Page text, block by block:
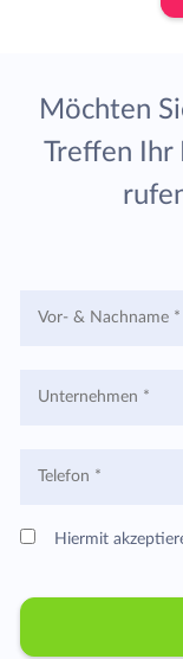
Möchten
Treffen Ihr
Hiermit